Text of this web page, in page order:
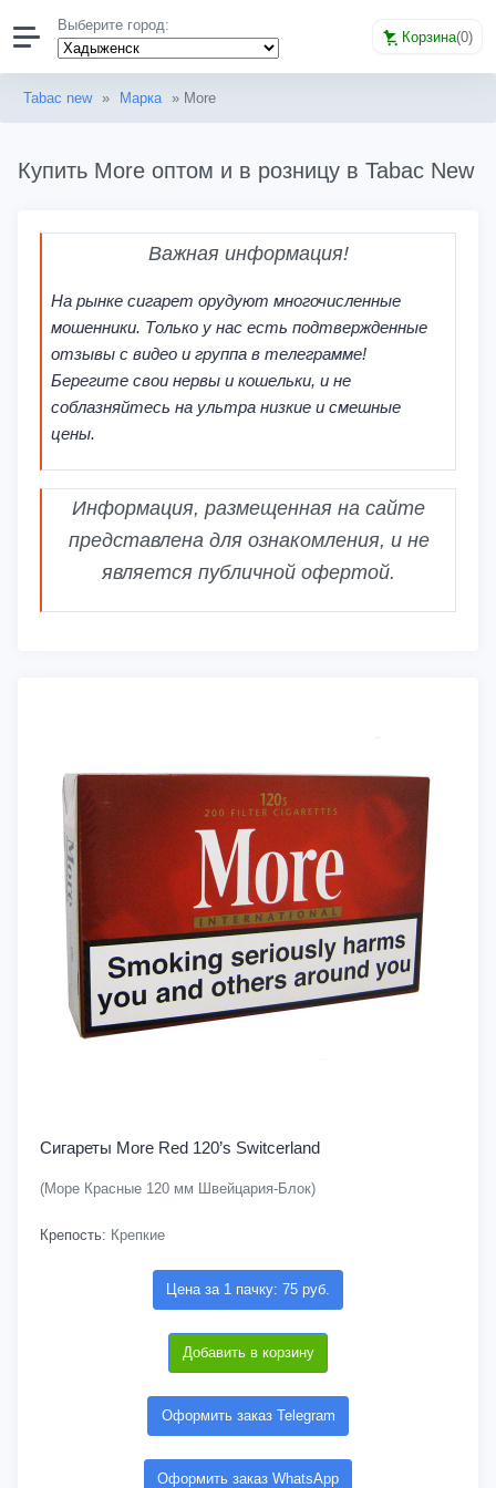
Выберите город:
Корзина(0)
Tabac new » Марка » More
Купить More оптом и в розницу в Tabac New
Важная информация!
На рынке сигарет орудуют многочисленные
мошенники. Только у нас есть подтвержденные
отзывы с видео и группа в телеграмме!
Берегите свои нервы и кошельки, и не
соблазняйтесь на ультра низкие и смешные
цены.
Информация, размещенная на сайте
представлена для ознакомления, и не
является публичной офертой.
Сигареты More Red 120’s Switcerland
(Море Красные 120 мм Швейцария-Блок)
Крепость: Крепкие
Цена за 1 пачку: 75 руб.
Добавить в корзину
Оформить заказ Telegram
Оформить заказ WhatsApp